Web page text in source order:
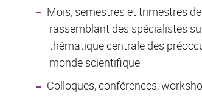
Mois, semestres et trimestres
rassemblant des spécialistes
thématique centrale des
monde scientifique
Colloques, conférences,